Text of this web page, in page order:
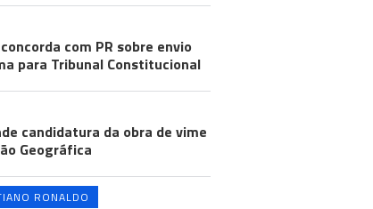
com PR sobre envio
para Tribunal Constitucional
candidatura da obra de vime
Geográfica
RONALDO